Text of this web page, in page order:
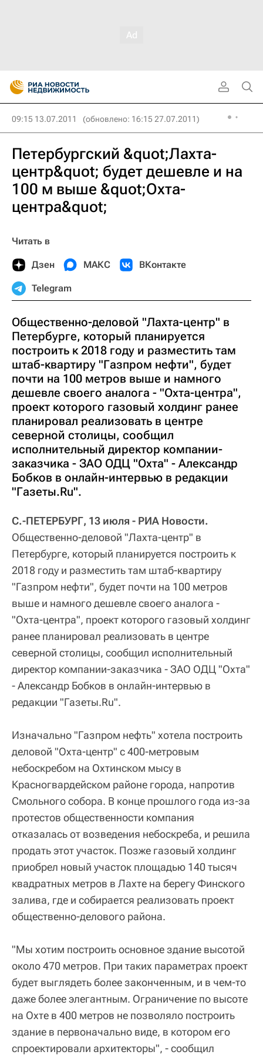
09:15 13.07.2011 (обновлено: 16:15 27.07.2011)
Петербургский &quot;Лахта-
центр&quot; будет дешевле и на
100 м выше &quot;Охта-
центра&quot;
Читать в
Дзен МАКС ВКонтакте
Telegram
Общественно-деловой "Лахта-центр" в
Петербурге, который планируется
построить к 2018 году и разместить там
штаб-квартиру "Газпром нефти", будет
почти на 100 метров выше и намного
дешевле своего аналога - "Охта-центра",
проект которого газовый холдинг ранее
планировал реализовать в центре
северной столицы, сообщил
исполнительный директор компании-
заказчика - ЗАО ОДЦ "Охта" - Александр
Бобков в онлайн-интервью в редакции
"Газеты.Ru".
С.-ПЕТЕРБУРГ, 13 июля - РИА Новости.
Общественно-деловой "Лахта-центр" в
Петербурге, который планируется построить к
2018 году и разместить там штаб-квартиру
"Газпром нефти", будет почти на 100 метров
выше и намного дешевле своего аналога -
"Охта-центра", проект которого газовый холдинг
ранее планировал реализовать в центре
северной столицы, сообщил исполнительный
директор компании-заказчика - ЗАО ОДЦ "Охта"
- Александр Бобков в онлайн-интервью в
редакции "Газеты.Ru".
Изначально "Газпром нефть" хотела построить
деловой "Охта-центр" с 400-метровым
небоскребом на Охтинском мысу в
Красногвардейском районе города, напротив
Смольного собора. В конце прошлого года из-за
протестов общественности компания
отказалась от возведения небоскреба, и решила
продать этот участок. Позже газовый холдинг
приобрел новый участок площадью 140 тысяч
квадратных метров в Лахте на берегу Финского
залива, где и собирается реализовать проект
общественно-делового района.
"Мы хотим построить основное здание высотой
около 470 метров. При таких параметрах проект
будет выглядеть более законченным, и в чем-то
даже более элегантным. Ограничение по высоте
на Охте в 400 метров не позволяло построить
здание в первоначально виде, в котором его
спроектировали архитекторы", - сообщил